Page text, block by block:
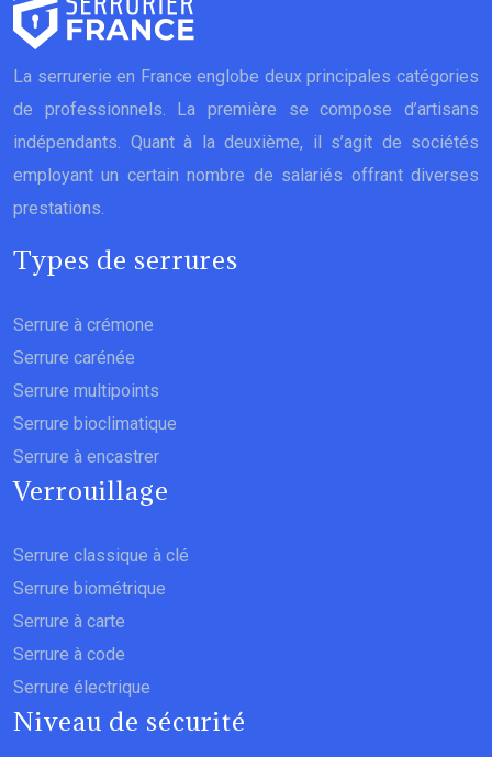
La serrurerie en France englobe deux principales catégories
de professionnels. La première se compose d’artisans
indépendants. Quant à la deuxième, il s’agit de sociétés
employant un certain nombre de salariés offrant diverses
prestations.
Types de serrures
Serrure à crémone
Serrure carénée
Serrure multipoints
Serrure bioclimatique
Serrure à encastrer
Verrouillage
Serrure classique à clé
Serrure biométrique
Serrure à carte
Serrure à code
Serrure électrique
Niveau de sécurité